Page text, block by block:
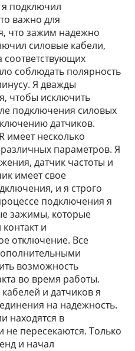
подключил
важно для
что зажим надежно
силовые кабели,
соответствующих
соблюдать полярность
Я дважды
чтобы исключить
подключения силовых
датчиков.
имеет несколько
параметров. Я
датчик частоты и
имеет свое
и я строго
подключения я
зажимы, которые
и
отключение. Все
возможность
во время работы.
и датчиков я
на надежность.
находятся в
пересекаются. Только
и начал